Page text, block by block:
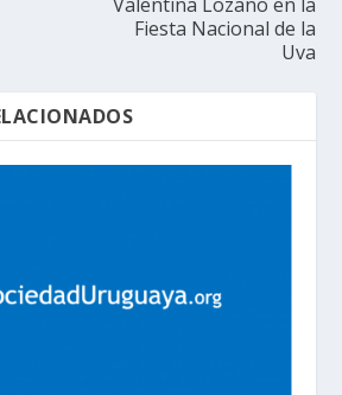
Valentina Lozano en la
Fiesta Nacional de la
Uva